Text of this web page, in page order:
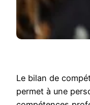
Le bilan de
permet à une